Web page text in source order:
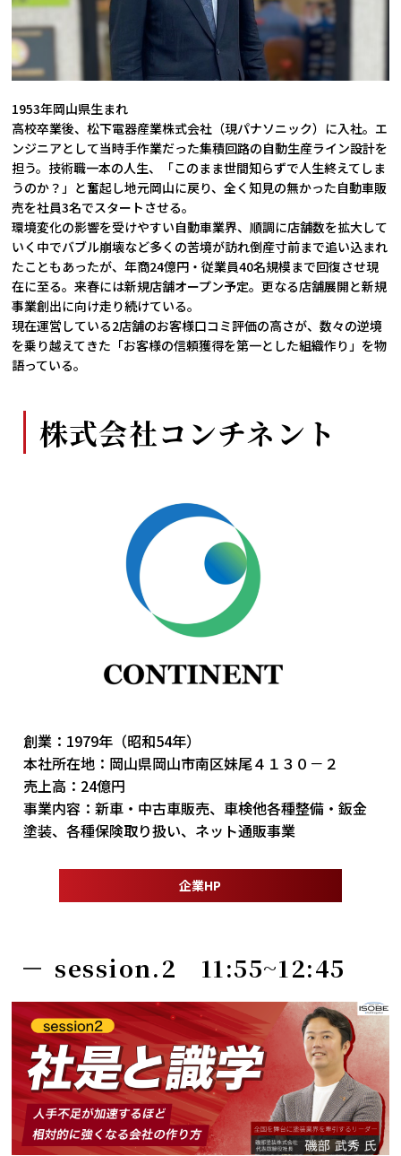
1953年岡山県生まれ
高校卒業後、松下電器産業株式会社（現パナソニック）に入社。エ
ンジニアとして当時手作業だった集積回路の自動生産ライン設計を
担う。技術職一本の人生、「このまま世間知らずで人生終えてしま
うのか？」と奮起し地元岡山に戻り、全く知見の無かった自動車販
売を社員3名でスタートさせる。
環境変化の影響を受けやすい自動車業界、順調に店舗数を拡大して
いく中でバブル崩壊など多くの苦境が訪れ倒産寸前まで追い込まれ
たこともあったが、年商24億円・従業員40名規模まで回復させ現
在に至る。来春には新規店舗オープン予定。更なる店舗展開と新規
事業創出に向け走り続けている。
現在運営している2店舗のお客様口コミ評価の高さが、数々の逆境
を乗り越えてきた「お客様の信頼獲得を第一とした組織作り」を物
語っている。
株式会社コンチネント
創業：1979年（昭和54年）
本社所在地：岡山県岡山市南区妹尾４１３０－２
売上高：24億円
事業内容：新車・中古車販売、車検他各種整備・鈑金
塗装、各種保険取り扱い、ネット通販事業
企業HP
session.2 11:55~12:45